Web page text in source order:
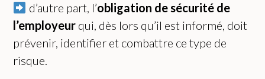
d’autre part, l’obligation de sécurité de
l’employeur qui, dès lors qu’il est informé, doit
prévenir, identifier et combattre ce type de
risque.